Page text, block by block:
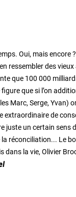
Oui, mais encore
ressembler des
que 100 000
que si l’on
Marc, Serge, Yvan)
extraordinaire de
un certain sens
réconciliation... Le
la vie, Olivier